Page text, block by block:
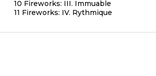
10 Fireworks: III. Immuable
11 Fireworks: IV. Rythmique